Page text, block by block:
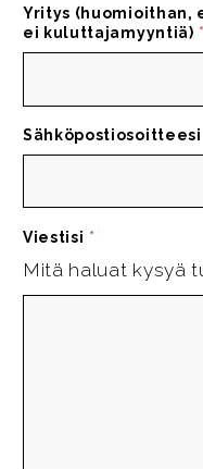
Yritys (huomioithan,
ei kuluttajamyyntiä) *
Sähköpostiosoitteesi
Viestisi *
Mitä haluat kysyä